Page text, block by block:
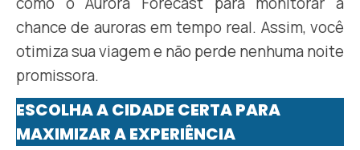
chance de auroras em tempo real. Assim, você
otimiza sua viagem e não perde nenhuma noite
promissora.
ESCOLHA A CIDADE CERTA PARA
MAXIMIZAR A EXPERIÊNCIA